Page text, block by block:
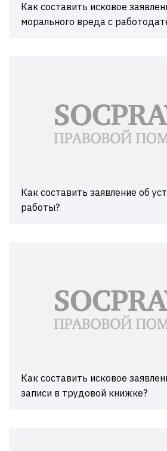
Как составить исковое
морального вреда с
Как составить заявление об
работы?
Как составить исковое
записи в трудовой книжке?